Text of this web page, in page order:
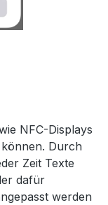
NFC-Displays
Durch
Zeit Texte
dafür
werden